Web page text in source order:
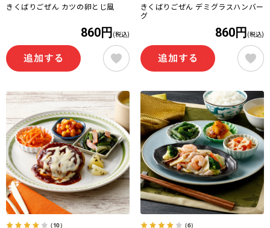
きくばりごぜん カツの卵とじ風
860円 (税込)
きくばりごぜん デミグラスハンバー
グ
860円 (税込)
（10） （6）